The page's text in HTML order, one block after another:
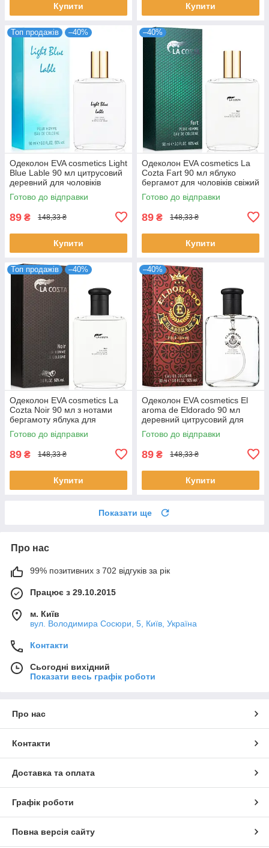
Купити Купити
Топ продажів –40%
Одеколон EVA cosmetics Light
Blue Lable 90 мл цитрусовий
деревний для чоловіків
стійкий парфум ЄВА
косметікс
Готово до відправки
89 ₴ 148,33 ₴
Купити
–40%
Одеколон EVA cosmetics La
Cozta Fart 90 мл яблуко
бергамот для чоловіків свіжий
парфум ЄВА косметікс
Готово до відправки
89 ₴ 148,33 ₴
Купити
Топ продажів –40%
Одеколон EVA cosmetics La
Cozta Noir 90 мл з нотами
бергамоту яблука для
впевнених чоловіків парфуми
ЄВА косметікс
Готово до відправки
89 ₴ 148,33 ₴
Купити
–40%
Одеколон EVA cosmetics El
aroma de Eldorado 90 мл
деревний цитрусовий для
чоловіків Єва Косметікс
Готово до відправки
89 ₴ 148,33 ₴
Купити
Показати ще
Про нас
99% позитивних з 702 відгуків за рік
Працює з 29.10.2015
м. Київ
вул. Володимира Сосюри, 5, Київ, Україна
Контакти
Сьогодні вихідний
Показати весь графік роботи
Про нас
Контакти
Доставка та оплата
Графік роботи
Повна версія сайту